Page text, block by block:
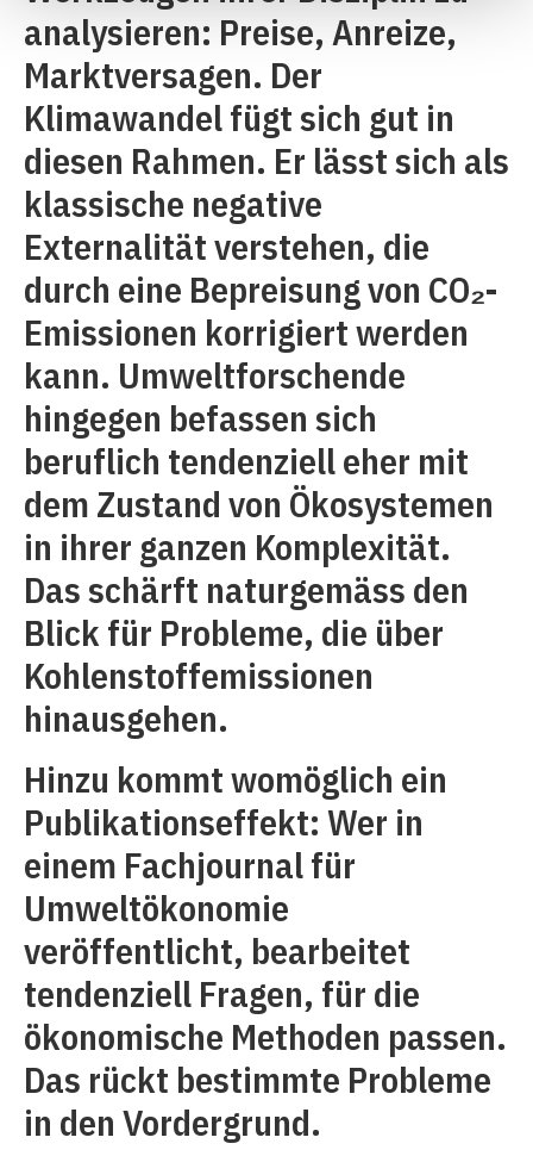
analysieren: Preise, Anreize,
Marktversagen. Der
Klimawandel fügt sich gut in
diesen Rahmen. Er lässt sich als
klassische negative
Externalität verstehen, die
durch eine Bepreisung von CO₂-
Emissionen korrigiert werden
kann. Umweltforschende
hingegen befassen sich
beruflich tendenziell eher mit
dem Zustand von Ökosystemen
in ihrer ganzen Komplexität.
Das schärft naturgemäss den
Blick für Probleme, die über
Kohlenstoffemissionen
hinausgehen.
Hinzu kommt womöglich ein
Publikationseffekt: Wer in
einem Fachjournal für
Umweltökonomie
veröffentlicht, bearbeitet
tendenziell Fragen, für die
ökonomische Methoden passen.
Das rückt bestimmte Probleme
in den Vordergrund.